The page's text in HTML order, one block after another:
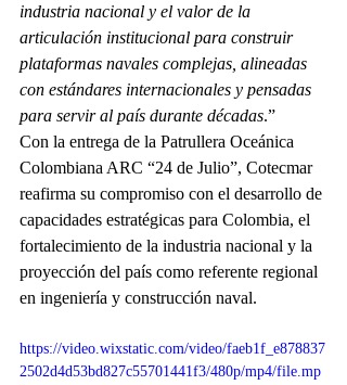
industria nacional y el valor de la
articulación institucional para construir
plataformas navales complejas, alineadas
con estándares internacionales y pensadas
para servir al país durante décadas.”
Con la entrega de la Patrullera Oceánica
Colombiana ARC “24 de Julio”, Cotecmar
reafirma su compromiso con el desarrollo de
capacidades estratégicas para Colombia, el
fortalecimiento de la industria nacional y la
proyección del país como referente regional
en ingeniería y construcción naval.
https://video.wixstatic.com/video/faeb1f_e878837
2502d4d53bd827c55701441f3/480p/mp4/file.mp